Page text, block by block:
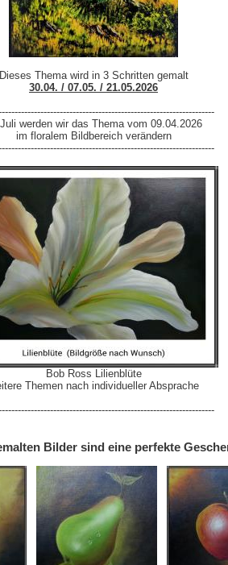
Dieses Thema wird in 3 Schritten gemalt
30.04. / 07.05. / 21.05.2026
Juli werden wir das Thema vom 09.04.2026
im floralem Bildbereich verändern
Bob Ross Lilienblüte
Themen nach individueller Absprache
Bilder sind eine perfekte